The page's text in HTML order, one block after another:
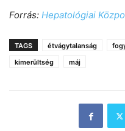
Forrás: Hepatológiai
TAGS étvágytalanság
kimerültség
máj